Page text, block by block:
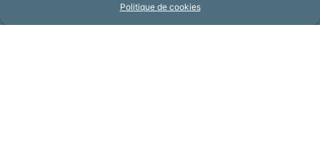
Politique de cookies